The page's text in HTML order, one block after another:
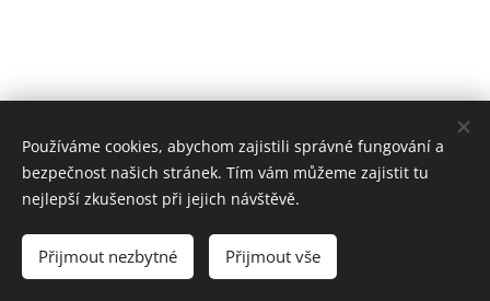
Jižní čtvrť III 12, Přerov, PSČ 750 02
Cookies
Používáme cookies, abychom zajistili správné fungování a
bezpečnost našich stránek. Tím vám můžeme zajistit tu
nejlepší zkušenost při jejich návštěvě.
Přijmout nezbytné Přijmout vše